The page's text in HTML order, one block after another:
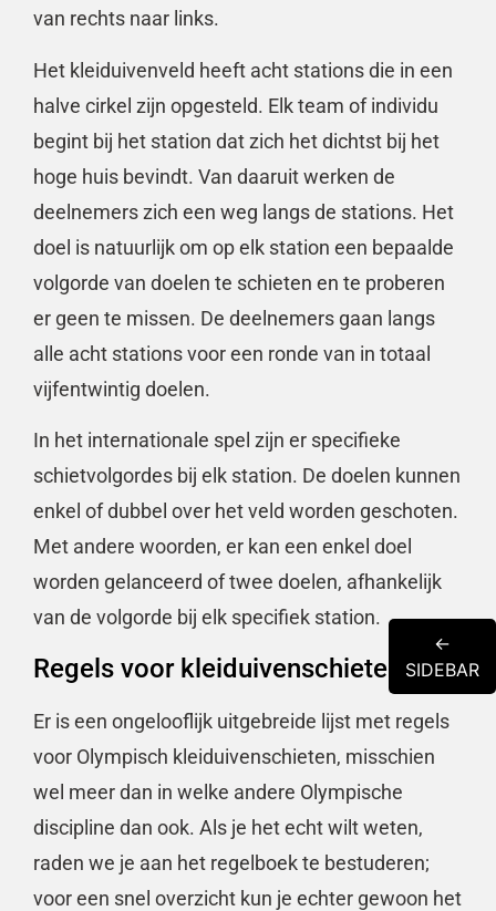
van rechts naar links.
Het kleiduivenveld heeft acht stations die in een
halve cirkel zijn opgesteld. Elk team of individu
begint bij het station dat zich het dichtst bij het
hoge huis bevindt. Van daaruit werken de
deelnemers zich een weg langs de stations. Het
doel is natuurlijk om op elk station een bepaalde
volgorde van doelen te schieten en te proberen
er geen te missen. De deelnemers gaan langs
alle acht stations voor een ronde van in totaal
vijfentwintig doelen.
In het internationale spel zijn er specifieke
schietvolgordes bij elk station. De doelen kunnen
enkel of dubbel over het veld worden geschoten.
Met andere woorden, er kan een enkel doel
worden gelanceerd of twee doelen, afhankelijk
van de volgorde bij elk specifiek station.
Regels voor kleiduivenschieten
Er is een ongelooflijk uitgebreide lijst met regels
voor Olympisch kleiduivenschieten, misschien
wel meer dan in welke andere Olympische
discipline dan ook. Als je het echt wilt weten,
raden we je aan het regelboek te bestuderen;
voor een snel overzicht kun je echter gewoon het
←
SIDEBAR